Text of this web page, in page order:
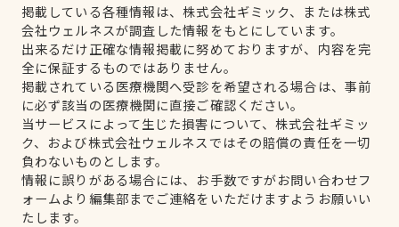
掲載している各種情報は、株式会社ギミック、または株式
会社ウェルネスが調査した情報をもとにしています。
出来るだけ正確な情報掲載に努めておりますが、内容を完
全に保証するものではありません。
掲載されている医療機関へ受診を希望される場合は、事前
に必ず該当の医療機関に直接ご確認ください。
当サービスによって生じた損害について、株式会社ギミッ
ク、および株式会社ウェルネスではその賠償の責任を一切
負わないものとします。
情報に誤りがある場合には、お手数ですがお問い合わせフ
ォームより編集部までご連絡をいただけますようお願いい
たします。